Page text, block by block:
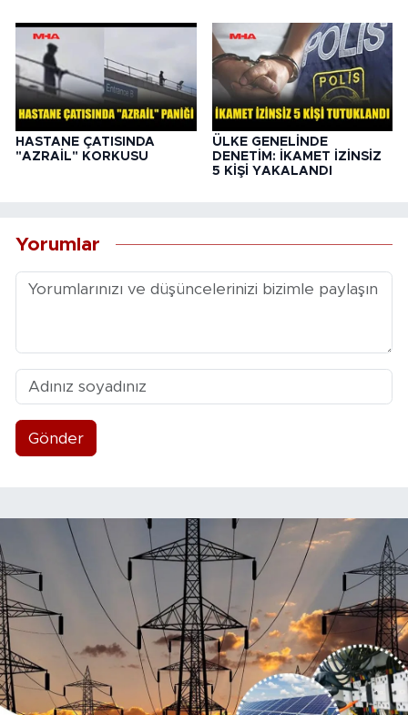
HASTANE ÇATISINDA
"AZRAİL" KORKUSU
ÜLKE GENELİNDE
DENETİM: İKAMET İZİNSİZ
5 KİŞİ YAKALANDI
Yorumlar
Gönder